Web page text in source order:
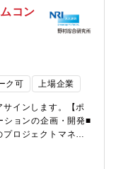
ニーズに応えるた
たITソリューショ
組んでおります。保
ソリューションを
の開発が多い一方
自賠責制度に則っ
自動車のCASE動向
ンの提供をはじめ
めています。【会社
力な顧客基盤やリソ
コン
ク可 上場企業
インします。【ポ
ションの企画・開発■
ロジェクトマネジ
DXの企画営業・コ